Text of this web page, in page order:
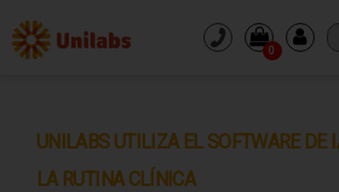
ANÁLISIS Y RECOGIDA DE MUESTRAS
0
UNILABS UTILIZA EL SOFTWARE DE
LA RUTINA CLÍNICA